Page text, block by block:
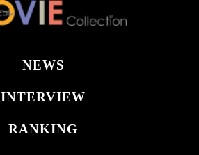
NEWS
INTERVIEW
RANKING